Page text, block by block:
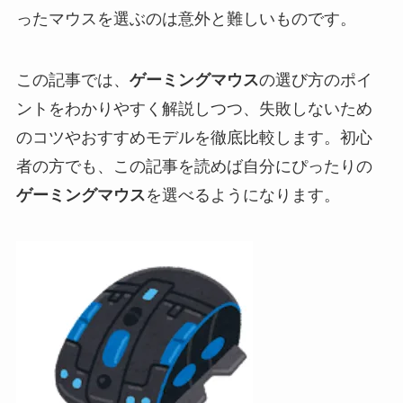
ったマウスを選ぶのは意外と難しいものです。
この記事では、 ゲーミングマウスの選び方のポイ
ントをわかりやすく解説しつつ、失敗しないため
のコツやおすすめモデルを徹底比較します。初心
者の方でも、この記事を読めば自分にぴったりの
ゲーミングマウスを選べるようになります。